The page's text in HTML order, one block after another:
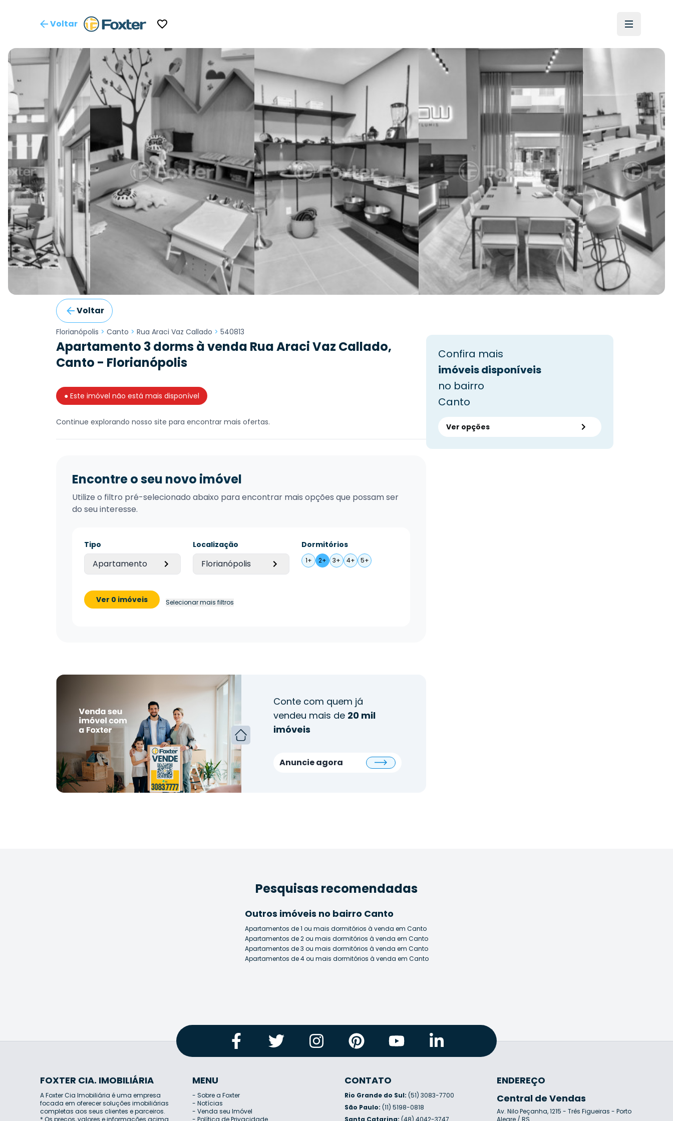
Voltar
Voltar
Florianópolis > Canto > Rua Araci Vaz Callado > 540813
Apartamento 3 dorms à venda Rua Araci Vaz Callado,
Canto - Florianópolis
● Este imóvel não está mais disponível
Continue explorando nosso site para encontrar mais ofertas.
Encontre o seu novo imóvel
Utilize o filtro pré-selecionado abaixo para encontrar mais opções que possam ser
do seu interesse.
Tipo
Apartamento
Localização
Florianópolis
Dormitórios
1+ 2+ 3+ 4+ 5+
Ver 0 imóveis Selecionar mais filtros
Conte com quem já
vendeu mais de 20 mil
imóveis
Anuncie agora
Confira mais
imóveis disponíveis
no bairro
Canto
Ver opções
Pesquisas recomendadas
Outros imóveis no bairro Canto
Apartamentos de 1 ou mais dormitórios à venda em Canto
Apartamentos de 2 ou mais dormitórios à venda em Canto
Apartamentos de 3 ou mais dormitórios à venda em Canto
Apartamentos de 4 ou mais dormitórios à venda em Canto
FOXTER CIA. IMOBILIÁRIA
A Foxter Cia Imobiliária é uma empresa
focada em oferecer soluções imobiliárias
completas aos seus clientes e parceiros.
* Os preços, valores e informações acima
MENU
- Sobre a Foxter
- Notícias
- Venda seu Imóvel
- Política de Privacidade
CONTATO
Rio Grande do Sul: (51) 3083-7700
São Paulo: (11) 5198-0818
Santa Catarina: (48) 4042-3747
ENDEREÇO
Central de Vendas
Av. Nilo Peçanha, 1215 - Três Figueiras - Porto
Alegre / RS